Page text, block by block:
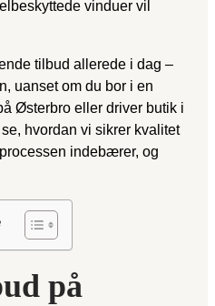
vinduer vil
tilbud allerede i dag –
uanset om du bor i en
Østerbro eller driver butik i
hvordan vi sikrer kvalitet
indebærer, og
på